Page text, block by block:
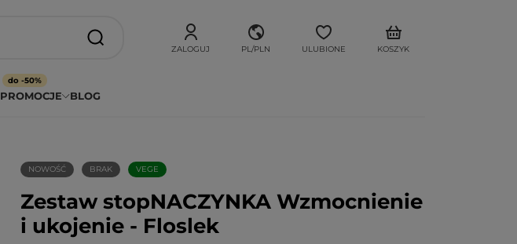
ZALOGUJ PL/PLN ULUBIONE KOSZYK
PROMOCJE
do -50%
BLOG
NOWOŚĆ BRAK VEGE
Zestaw stopNACZYNKA Wzmocnienie
i ukojenie - Floslek